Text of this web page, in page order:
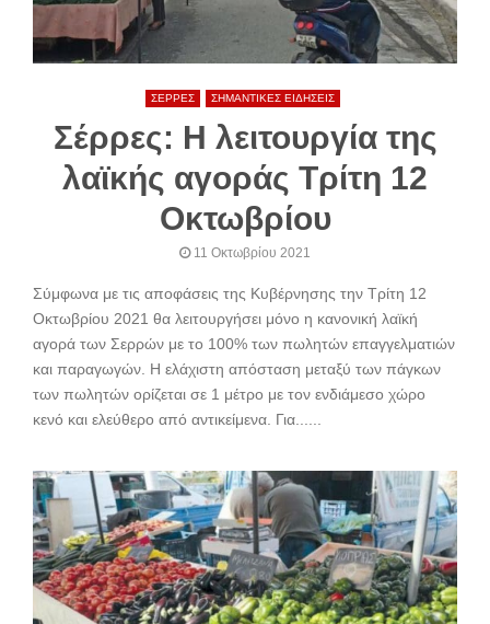
ΣΕΡΡΕΣ ΣΗΜΑΝΤΙΚΕΣ ΕΙΔΗΣΕΙΣ
Σέρρες: Η λειτουργία της
λαϊκής αγοράς Τρίτη 12
Οκτωβρίου
11 Οκτωβρίου 2021
Σύμφωνα με τις αποφάσεις της Κυβέρνησης την Τρίτη 12
Οκτωβρίου 2021 θα λειτουργήσει μόνο η κανονική λαϊκή
αγορά των Σερρών με το 100% των πωλητών επαγγελματιών
και παραγωγών. Η ελάχιστη απόσταση μεταξύ των πάγκων
των πωλητών ορίζεται σε 1 μέτρο με τον ενδιάμεσο χώρο
κενό και ελεύθερο από αντικείμενα. Για......